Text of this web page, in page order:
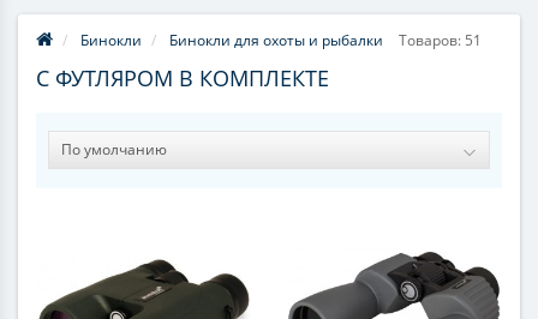
Бинокли Бинокли для охоты и рыбалки Товаров: 51
С ФУТЛЯРОМ В КОМПЛЕКТЕ